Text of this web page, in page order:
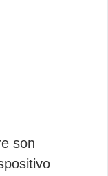
son